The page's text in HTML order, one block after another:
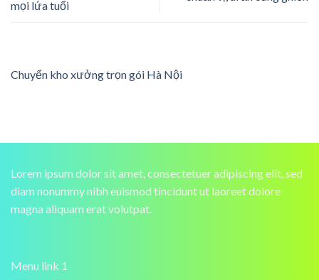
mọi lứa tuổi
Chuyển kho xưởng trọn gói Hà Nội
Lorem ipsum dolor sit amet, consectetuer adipiscing elit, sed
diam nonummy nibh euismod tincidunt ut laoreet dolore
magna aliquam erat volutpat.
Menu link 1